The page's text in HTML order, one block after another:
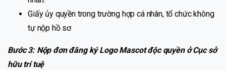
Giấy ủy quyền trong trường hợp cá nhân, tổ chức không
tự nộp hồ sơ
Bước 3: Nộp đơn đăng ký Logo Mascot độc quyền ở Cục sở
hữu trí tuệ